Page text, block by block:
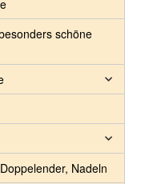
schöne
Nadeln